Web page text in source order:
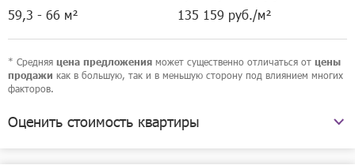
59,3 - 66 м² 135 159 руб./м²
* Средняя цена предложения может существенно отличаться от цены
продажи как в большую, так и в меньшую сторону под влиянием многих
факторов.
Оценить стоимость квартиры